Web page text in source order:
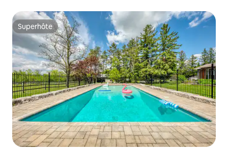
Superhôte
Superhôte